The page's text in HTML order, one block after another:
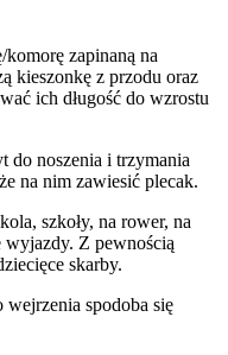
komorę zapinaną na
kieszonkę z przodu oraz
ich długość do wzrostu
do noszenia i trzymania
na nim zawiesić plecak.
szkoły, na rower, na
Z pewnością
skarby.
spodoba się